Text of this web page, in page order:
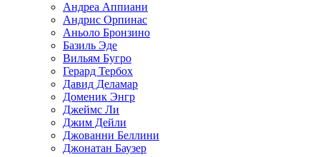
Андреа Аппиани
Андрис Орпинас
Аньоло Бронзино
Базиль Эде
Вильям Бугро
Герард Тербох
Давид Деламар
Доменик Энгр
Джеймс Ли
Джим Дейли
Джованни Беллини
Джонатан Баузер